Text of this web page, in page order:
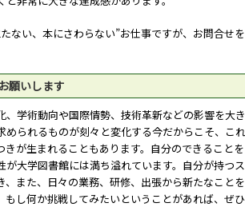
ない、本にさわらない”お仕事ですが、お問合せ
願いします
、学術動向や国際情勢、技術革新などの影響を大
められるものが刻々と変化する今だからこそ、こ
きが生まれることもあります。自分のできること
が大学図書館には満ち溢れています。自分が持つ
、また、日々の業務、研修、出張から新たなこと
もし何か挑戦してみたいということがあれば、ぜ